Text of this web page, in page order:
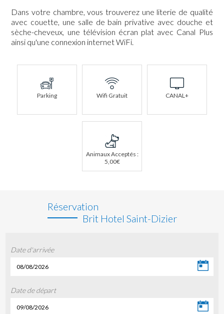
Dans votre chambre, vous trouverez une literie de qualité
avec couette, une salle de bain privative avec douche et
sèche-cheveux, une télévision écran plat avec Canal Plus
ainsi qu'une connexion internet WiFi.
Parking Wifi Gratuit CANAL+
Animaux Acceptés :
5,00€
Réservation
Brit Hotel Saint-Dizier
Date d'arrivée
08/08/2026
Date de départ
09/08/2026